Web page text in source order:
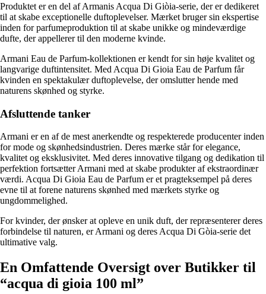
Produktet er en del af Armanis Acqua Di Giòia-serie, der er dedikeret
til at skabe exceptionelle duftoplevelser. Mærket bruger sin ekspertise
inden for parfumeproduktion til at skabe unikke og mindeværdige
dufte, der appellerer til den moderne kvinde.
Armani Eau de Parfum-kollektionen er kendt for sin høje kvalitet og
langvarige duftintensitet. Med Acqua Di Gioia Eau de Parfum får
kvinden en spektakulær duftoplevelse, der omslutter hende med
naturens skønhed og styrke.
Afsluttende tanker
Armani er en af ​​de mest anerkendte og respekterede producenter inden
for mode og skønhedsindustrien. Deres mærke står for elegance,
kvalitet og eksklusivitet. Med deres innovative tilgang og dedikation til
perfektion fortsætter Armani med at skabe produkter af ekstraordinær
værdi. Acqua Di Gioia Eau de Parfum er et pragteksempel på deres
evne til at forene naturens skønhed med mærkets styrke og
ungdommelighed.
For kvinder, der ønsker at opleve en unik duft, der repræsenterer deres
forbindelse til naturen, er Armani og deres Acqua Di Gòia-serie det
ultimative valg.
En Omfattende Oversigt over Butikker til
“acqua di gioia 100 ml”